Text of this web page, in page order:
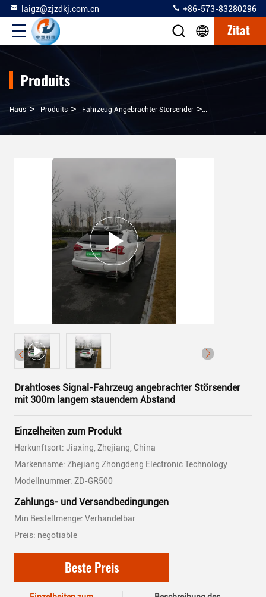
laigz@zjzdkj.com.cn +86-573-83280296
Zitat
Produits
Haus > Produits > Fahrzeug Angebrachter Störsender >
Drahtloses Signal-Fahrzeug angebrachter Störsender
mit 300m langem stauendem Abstand
Einzelheiten zum Produkt
Herkunftsort: Jiaxing, Zhejiang, China
Markenname: Zhejiang Zhongdeng Electronic Technology
Modellnummer: ZD-GR500
Zahlungs- und Versandbedingungen
Min Bestellmenge: Verhandelbar
Preis: negotiable
Beste Preis